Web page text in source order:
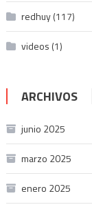
redhuy(117)
videos (1)
ARCHIVOS
junio 2025
marzo 2025
enero 2025